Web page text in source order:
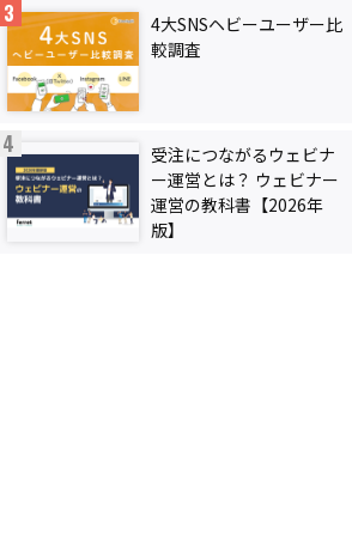
4大SNSヘビーユーザー比
較調査
受注につながるウェビナ
ー運営とは？ ウェビナー
運営の教科書【2026年
版】